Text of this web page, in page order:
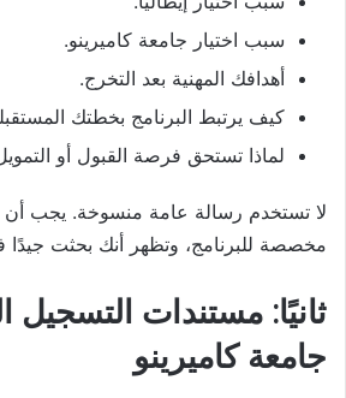
سبب اختيار جامعة كاميرينو.
أهدافك المهنية بعد التخرج.
كيف يرتبط البرنامج بخطتك
لماذا تستحق فرصة القبول أو
لا تستخدم رسالة عامة منسوخة. يجب أن
مخصصة للبرنامج، وتظهر أنك بحثت جيدًا
ثانيًا: مستندات التسجيل
جامعة كاميرينو